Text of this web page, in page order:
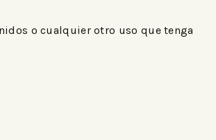
o cualquier otro uso que tenga